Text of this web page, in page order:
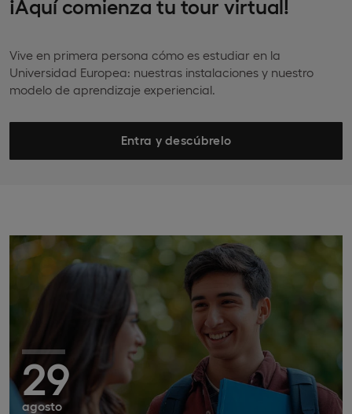
¡Aquí comienza tu tour virtual!
Vive en primera persona cómo es estudiar en la
Universidad Europea: nuestras instalaciones y nuestro
modelo de aprendizaje experiencial.
Entra y descúbrelo
29
agosto